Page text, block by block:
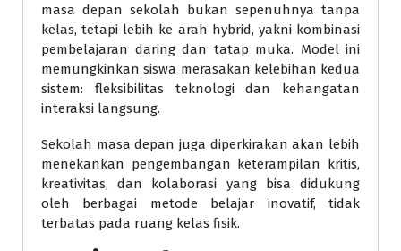
masa depan sekolah bukan sepenuhnya tanpa
kelas, tetapi lebih ke arah hybrid, yakni kombinasi
pembelajaran daring dan tatap muka. Model ini
memungkinkan siswa merasakan kelebihan kedua
sistem: fleksibilitas teknologi dan kehangatan
interaksi langsung.
Sekolah masa depan juga diperkirakan akan lebih
menekankan pengembangan keterampilan kritis,
kreativitas, dan kolaborasi yang bisa didukung
oleh berbagai metode belajar inovatif, tidak
terbatas pada ruang kelas fisik.